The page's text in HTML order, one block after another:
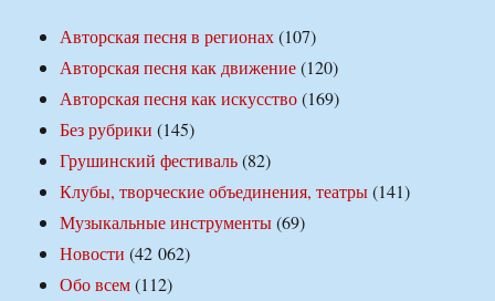
Авторская песня в регионах(107)
Авторская песня как движение(120)
Авторская песня как искусство(169)
Без рубрики (145)
Грушинский фестиваль(82)
Клубы, творческие объединения, театры(141)
Музыкальные инструменты(69)
Новости (42 062)
Обо всем(112)